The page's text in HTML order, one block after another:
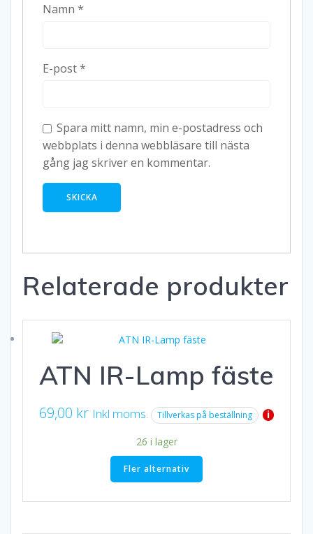
Namn *
E-post*
Spara mitt namn, min e-postadress och
webbplats i denna webbläsare till nästa
gång jag skriver en kommentar.
Relaterade produkter
ATN IR-Lamp fäste
69,00 kr Inkl moms. Tillverkas på beställning i
26 i lager
Fler alternativ